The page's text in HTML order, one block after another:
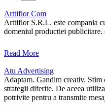
Arttiflor Com
Arttiflor S.R.L. este compania
domeniul productiei publicitare.
Read More
Atu Advertising
Adaptam. Gandim creativ. Stim
strategii diferite. De aceea
potrivite pentru a transmite